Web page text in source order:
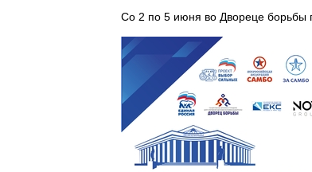
Со 2 по 5 июня во Двореце борьбы